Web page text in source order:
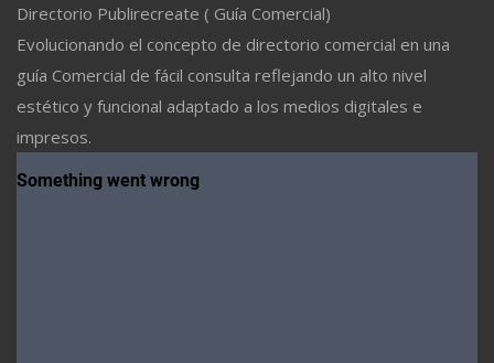
Directorio Publirecreate ( Guía Comercial)
Evolucionando el concepto de directorio comercial en una
guía Comercial de fácil consulta reflejando un alto nivel
estético y funcional adaptado a los medios digitales e
impresos.